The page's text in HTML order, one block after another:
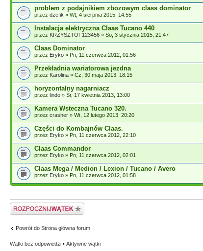
problem z podajnikiem zbozowym class dominator
przez dzefik » Wt, 4 sierpnia 2015, 14:55
Instalacja elektryczna Claas Tucano 440
przez KRZYSZTOF123456 » So, 3 stycznia 2015, 21:47
Claas Dominator
przez Eryko » Pn, 11 czerwca 2012, 01:56
Przekładnia wariatorowa jezdna
przez Karolina » Cz, 30 maja 2013, 18:15
horyzontalny nagarniacz
przez lindo » Śr, 17 kwietnia 2013, 13:00
Kamera Wsteczna Tucano 320.
przez crasher » Wt, 12 lutego 2013, 20:20
Części do Kombajnów Claas.
przez Eryko » Pn, 11 czerwca 2012, 22:10
Claas Commandor
przez Eryko » Pn, 11 czerwca 2012, 02:01
Claas Mega / Medion / Lexion / Tucano / Avero
przez Eryko » Pn, 11 czerwca 2012, 01:58
Napisz wątek
Powrót do Strona główna forum
Wątki bez odpowiedzi • Aktywne wątki